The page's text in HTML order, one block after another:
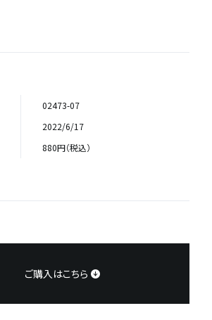
02473-07
2022/6/17
880円（税込）
ご購入はこちら